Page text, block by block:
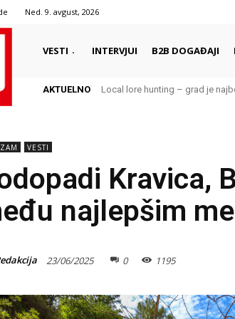
Ned. 9. avgust, 2026
VESTI INTERVJUI B2B DOGAĐAJI
AKTUELNO Local lore hunting – grad je
VESTI
Kravica,
najlepšim
23/06/2025 0 1195